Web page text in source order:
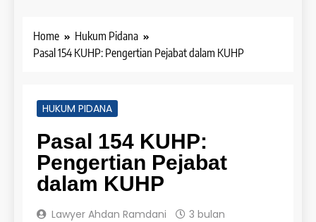
Home
Hukum Pidana
Pasal 154 KUHP: Pengertian Pejabat dalam KUHP
HUKUM PIDANA
Pasal 154 KUHP:
Pengertian Pejabat
dalam KUHP
Lawyer Ahdan Ramdani
3 bulan